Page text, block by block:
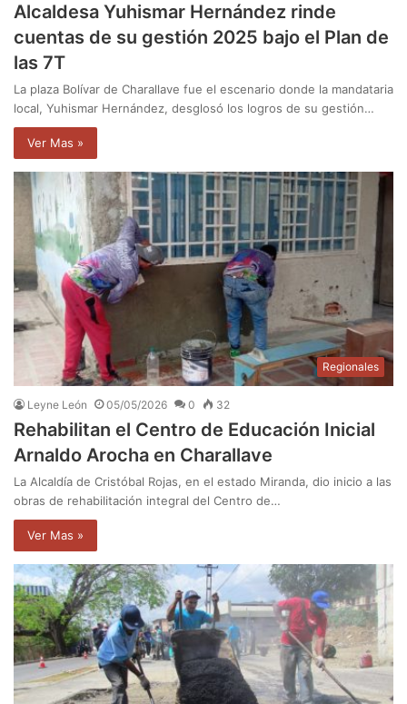
Alcaldesa Yuhismar Hernández rinde
cuentas de su gestión 2025 bajo el Plan de
las 7T
La plaza Bolívar de Charallave fue el escenario donde la mandataria
local, Yuhismar Hernández, desglosó los logros de su gestión…
Ver Mas »
Regionales
Leyne León 05/05/2026 0 32
Rehabilitan el Centro de Educación Inicial
Arnaldo Arocha en Charallave
La Alcaldía de Cristóbal Rojas, en el estado Miranda, dio inicio a las
obras de rehabilitación integral del Centro de…
Ver Mas »